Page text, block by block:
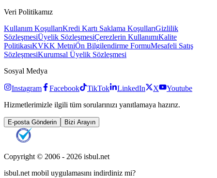
Veri Politikamız
Kullanım KoşullarıKredi Kartı Saklama KoşullarıGizlilik
SözleşmesiÜyelik SözleşmesiÇerezlerin KullanımıKalite
PolitikasıKVKK MetniÖn Bilgilendirme FormuMesafeli Satış
SözleşmesiKurumsal Üyelik Sözleşmesi
Sosyal Medya
Instagram Facebook TikTok LinkedIn X
Youtube
Hizmetlerimizle ilgili tüm sorularınızı yanıtlamaya hazırız.
E-posta Gönderin Bizi Arayın
Copyright © 2006 - 2026 isbul.net
isbul.net mobil uygulamasını indirdiniz mi?